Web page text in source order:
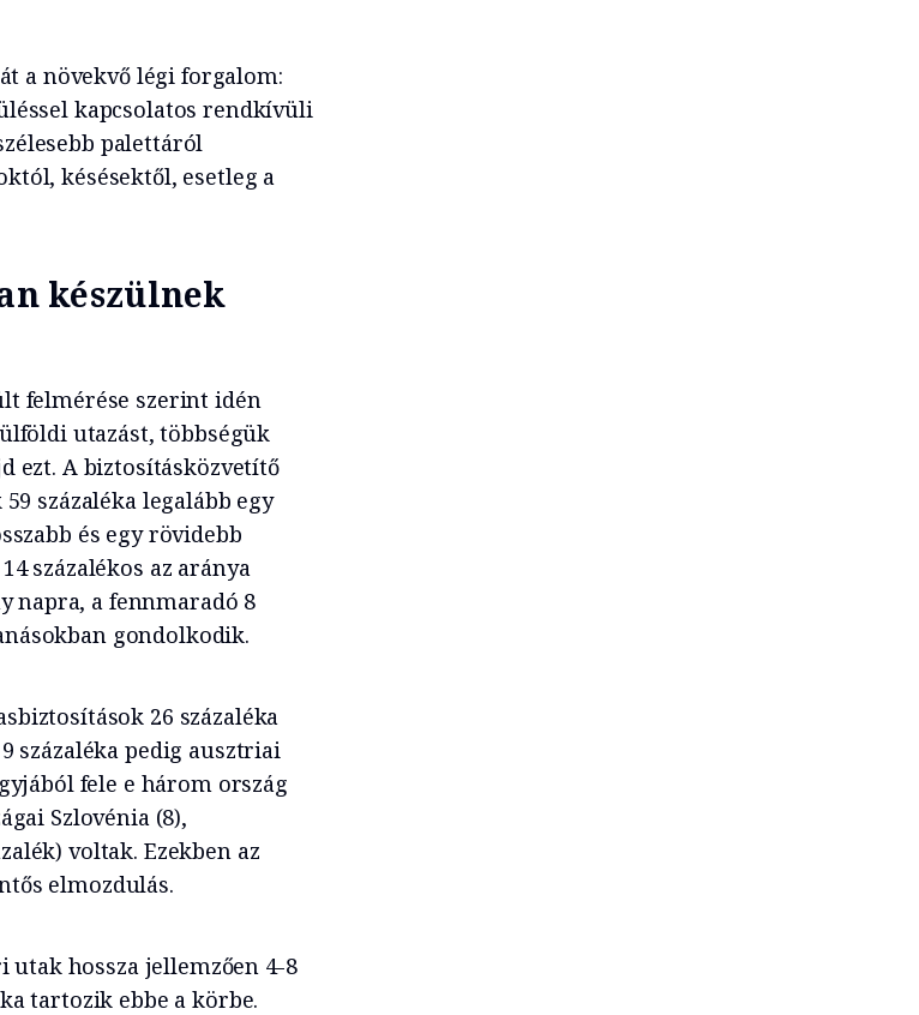
a növekvő légi forgalom:
kapcsolatos rendkívüli
palettáról
késésektől, esetleg a
készülnek
felmérése szerint idén
utazást, többségük
ezt. A biztosításközvetítő
százaléka legalább egy
és egy rövidebb
százalékos az aránya
napra, a fennmaradó 8
gondolkodik.
26 százaléka
százaléka pedig ausztriai
fele e három ország
Szlovénia (8),
voltak. Ezekben az
elmozdulás.
hossza jellemzően 4-8
tartozik ebbe a körbe.